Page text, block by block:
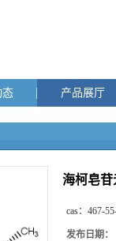
态 产品展厅
海柯皂苷
cas： 467-
发布日期：